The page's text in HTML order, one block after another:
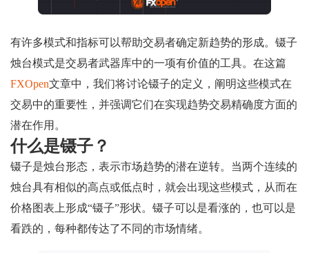
有许多模式和指标可以帮助交易者确定新趋势的形成。镊子
烛台模式是交易者武器库中的一项有价值的工具。在这篇
FXOpen文章中，我们将讨论镊子的定义，阐明这些模式在
交易中的重要性，并强调它们在实现趋势交易精确度方面的
潜在作用。
什么是镊​​子？
镊子是烛台形态，表示市场趋势的潜在逆转。当两个连续的
烛台具有相似的高点或低点时，就会出现这些模式，从而在
价格图表上形成“镊子”形状。镊子可以是看涨的，也可以是
看跌的，每种都传达了不同的市场情绪。